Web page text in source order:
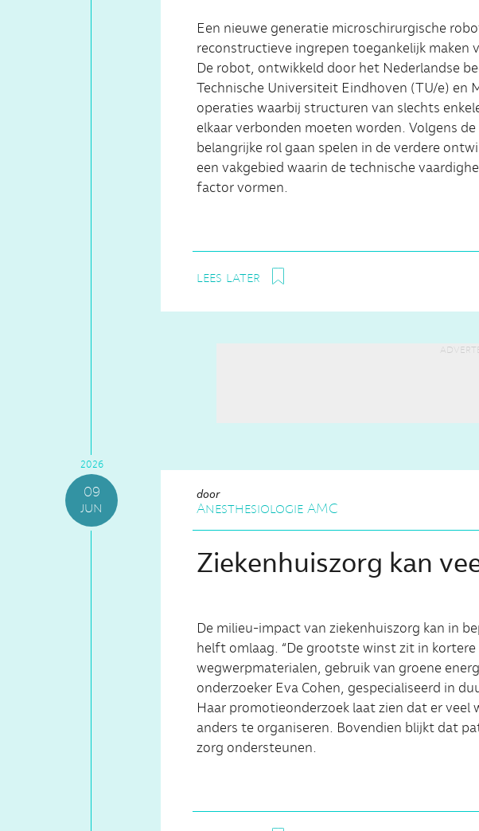
Een nieuwe generatie microschirurgische
reconstructieve ingrepen toegankelijk maken
De robot, ontwikkeld door het Nederlandse
Technische Universiteit Eindhoven (TU/e) en
operaties waarbij structuren van slechts
elkaar verbonden moeten worden. Volgens
belangrijke rol gaan spelen in de verdere
een vakgebied waarin de technische
factor vormen.
lees later
2026
09
jun
door
Anesthesiologie AMC
Ziekenhuiszorg kan
De milieu-impact van ziekenhuiszorg kan in
helft omlaag. “De grootste winst zit in
wegwerpmaterialen, gebruik van groene
onderzoeker Eva Cohen, gespecialiseerd in
Haar promotieonderzoek laat zien dat er
anders te organiseren. Bovendien blijkt dat
zorg ondersteunen.